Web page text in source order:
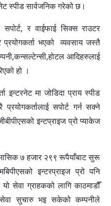
स्पीड सार्वजनिक गरेको छ।
र वाईफाई सिक्स राउटर
भएको व्यवसाय जस्तै
आदिहरुलाई
हो ।
इन्टरनेट मा जोडिदा प्राय स्पीड
सपोर्ट गर्न सक्ने
इन्टप्राइज प्रो प्याकेज
७ हजार २९९ रूपैयाँबाट सुरू
इन्टरप्राइज प्रो पनि
सेवा ग्राहकको लागि काठमाडौँ
सुचारु भइ सकेको कम्पनीले